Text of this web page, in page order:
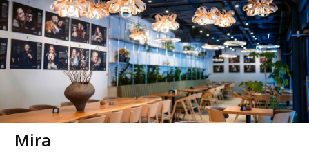
Mira